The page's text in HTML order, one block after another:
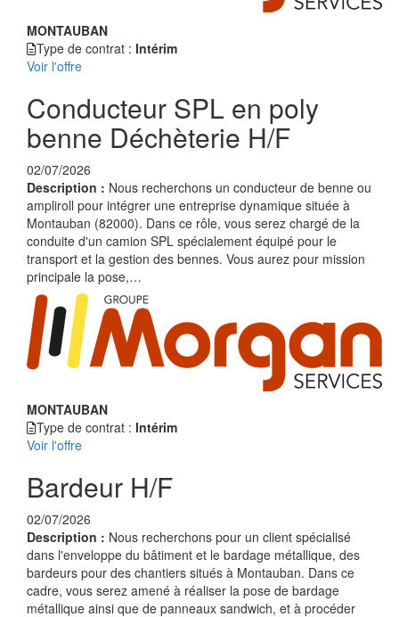
MONTAUBAN
Type de contrat : Intérim
Voir l'offre
Conducteur SPL en poly
benne Déchèterie H/F
02/07/2026
Description : Nous recherchons un conducteur de benne ou
ampliroll pour intégrer une entreprise dynamique située à
Montauban (82000). Dans ce rôle, vous serez chargé de la
conduite d'un camion SPL spécialement équipé pour le
transport et la gestion des bennes. Vous aurez pour mission
principale la pose,…
MONTAUBAN
Type de contrat : Intérim
Voir l'offre
Bardeur H/F
02/07/2026
Description : Nous recherchons pour un client spécialisé
dans l'enveloppe du bâtiment et le bardage métallique, des
bardeurs pour des chantiers situés à Montauban. Dans ce
cadre, vous serez amené à réaliser la pose de bardage
métallique ainsi que de panneaux sandwich, et à procéder